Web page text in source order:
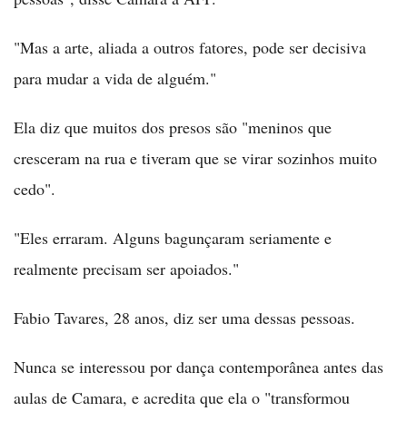
"Mas a arte, aliada a outros fatores, pode ser decisiva
para mudar a vida de alguém."
Ela diz que muitos dos presos são "meninos que
cresceram na rua e tiveram que se virar sozinhos muito
cedo".
"Eles erraram. Alguns bagunçaram seriamente e
realmente precisam ser apoiados."
Fabio Tavares, 28 anos, diz ser uma dessas pessoas.
Nunca se interessou por dança contemporânea antes das
aulas de Camara, e acredita que ela o "transformou